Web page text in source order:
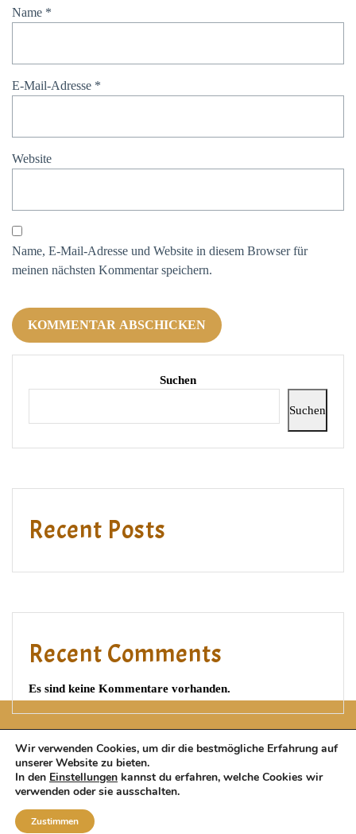
Name *
E-Mail-Adresse *
Website
Name, E-Mail-Adresse und Website in diesem Browser für
meinen nächsten Kommentar speichern.
Suchen
Suchen
Recent Posts
Recent Comments
Es sind keine Kommentare vorhanden.
Wir verwenden Cookies, um dir die bestmögliche Erfahrung auf
unserer Website zu bieten.
In den Einstellungen kannst du erfahren, welche Cookies wir
verwenden oder sie ausschalten.
Zustimmen